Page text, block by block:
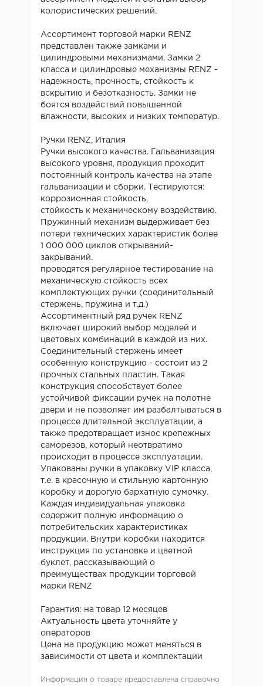
колористических решений.
Ассортимент торговой марки RENZ
представлен также замками и
цилиндровыми механизмами. Замки 2
класса и цилиндровые механизмы RENZ -
надежность, прочность, стойкость к
вскрытию и безотказность. Замки не
боятся воздействий повышенной
влажности, высоких и низких температур.
Ручки RENZ, Италия
Ручки высокого качества. Гальванизация
высокого уровня, продукция проходит
постоянный контроль качества на этапе
гальванизации и сборки. Тестируются:
коррозионная стойкость,
стойкость к механическому воздействию.
Пружинный механизм выдерживает без
потери технических характеристик более
1 000 000 циклов открываний-
закрываний.
проводятся регулярное тестирование на
механическую стойкость всех
комплектующих ручки (соединительный
стержень, пружина и т.д.)
Ассортиментный ряд ручек RENZ
включает широкий выбор моделей и
цветовых комбинаций в каждой из них.
Соединительный стержень имеет
особенную конструкцию - состоит из 2
прочных стальных пластин. Такая
конструкция способствует более
устойчивой фиксации ручек на полотне
двери и не позволяет им разбалтываться в
процессе длительной эксплуатации, а
также предотвращает износ крепежных
саморезов, который неотвратимо
происходит в процессе эксплуатации.
Упакованы ручки в упаковку VIP класса,
т.е. в красочную и стильную картонную
коробку и дорогую бархатную сумочку.
Каждая индивидуальная упаковка
содержит полную информацию о
потребительских характеристиках
продукции. Внутри коробки находится
инструкция по установке и цветной
буклет, рассказывающий о
преимуществах продукции торговой
марки RENZ
Гарантия: на товар 12 месяцев
Актуальность цвета уточняйте у
операторов
Цена на продукцию может меняться в
зависимости от цвета и комплектации
Информация о товаре предоставлена справочно